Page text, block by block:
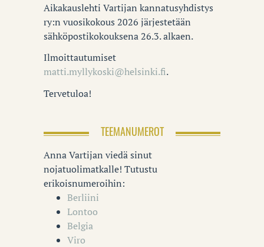
Aikakauslehti Vartijan kannatusyhdistys
ry:n vuosikokous 2026 järjestetään
sähköpostikokouksena 26.3. alkaen.
Ilmoittautumiset
matti.myllykoski@helsinki.fi.
Tervetuloa!
TEEMANUMEROT
Anna Vartijan viedä sinut
nojatuolimatkalle! Tutustu
erikoisnumeroihin:
Berliini
Lontoo
Belgia
Viro